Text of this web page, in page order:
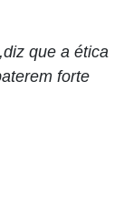
que a ética
forte